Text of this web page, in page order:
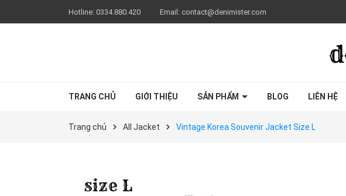
Hotline: 0334.880.420 Email: contact@denimister.com
TRANG CHỦ GIỚI THIỆU SẢN PHẨM BLOG LIÊN HỆ
Trang chủ All Jacket Vintage Korea Souvenir Jacket Size L